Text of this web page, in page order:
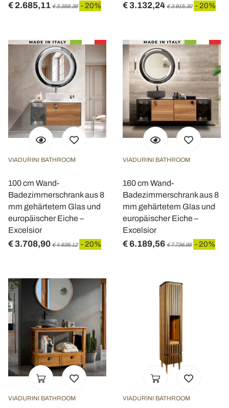
€ 2.685,11 € 3.356,39 - 20% € 3.132,24 € 3.915,30 - 20%
VIADURINI BATHROOM
100 cm Wand-
Badezimmerschrank aus 8
mm gehärtetem Glas und
europäischer Eiche –
Excelsior
€ 3.708,90 € 4.636,12 - 20%
VIADURINI BATHROOM
160 cm Wand-
Badezimmerschrank aus 8
mm gehärtetem Glas und
europäischer Eiche –
Excelsior
€ 6.189,56 € 7.736,95 - 20%
VIADURINI BATHROOM VIADURINI BATHROOM